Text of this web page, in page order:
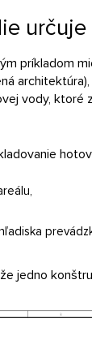
príkladom
vody, ktoré
jedno